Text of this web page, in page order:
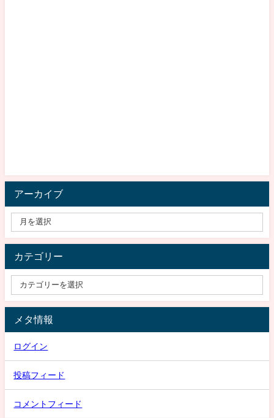
アーカイブ
カテゴリー
メタ情報
ログイン
投稿フィード
コメントフィード